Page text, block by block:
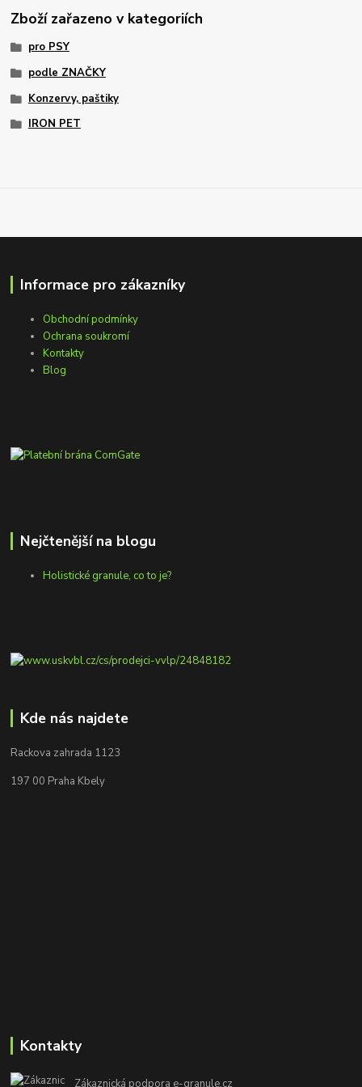
Zboží zařazeno v kategoriích
pro PSY
podle ZNAČKY
Konzervy, paštiky
IRON PET
Informace pro zákazníky
Obchodní podmínky
Ochrana soukromí
Kontakty
Blog
Nejčtenější na blogu
Holistické granule, co to je?
Kde nás najdete
Rackova zahrada 1123
197 00 Praha Kbely
Kontakty
Zákaznická podpora e-granule.cz